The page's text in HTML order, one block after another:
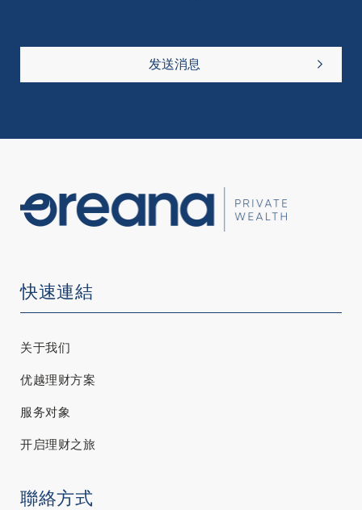
发送消息
快速連結
关于我们
优越理财方案
服务对象
开启理财之旅
聯絡方式